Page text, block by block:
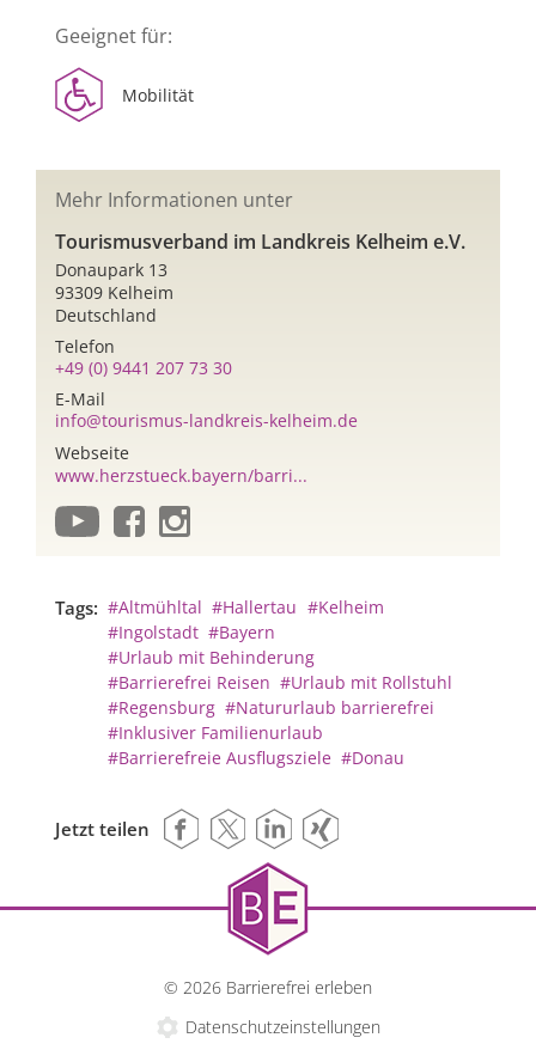
Geeignet für:
Mobilität
Mehr Informationen unter
Tourismusverband im Landkreis Kelheim e.V.
Donaupark 13
93309 Kelheim
Deutschland
Telefon
+49 (0) 9441 207 73 30
E-Mail
info@tourismus-landkreis-kelheim.de
Webseite
www.herzstueck.bayern/barri...
Tags: #Altmühltal #Hallertau #Kelheim
#Ingolstadt #Bayern
#Urlaub mit Behinderung
#Barrierefrei Reisen #Urlaub mit Rollstuhl
#Regensburg #Natururlaub barrierefrei
#Inklusiver Familienurlaub
#Barrierefreie Ausflugsziele #Donau
Jetzt teilen
© 2026 Barrierefrei erleben
Datenschutzeinstellungen